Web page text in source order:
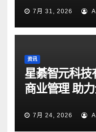
7月 31, 2026
资讯
星綦智元科
商业管理 助
7月 24, 2026